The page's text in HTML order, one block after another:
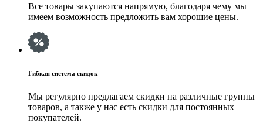
Все товары закупаются напрямую, благодаря чему мы
имеем возможность предложить вам хорошие цены.
Гибкая система скидок
Мы регулярно предлагаем скидки на различные группы
товаров, а также у нас есть скидки для постоянных
покупателей.